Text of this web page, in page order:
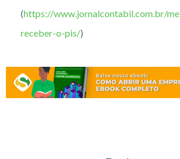
(https://www.jornalcontabil.com.br/
receber-o-pis/)